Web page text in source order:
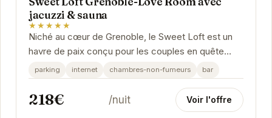
jacuzzi & sauna
★★★★★
Niché au cœur de Grenoble, le Sweet Loft est un
havre de paix conçu pour les couples en quête
d'intimité et de détente. Son jacuzzi et son...
parking internet chambres-non-fumeurs bar
218€ /nuit Voir l'offre